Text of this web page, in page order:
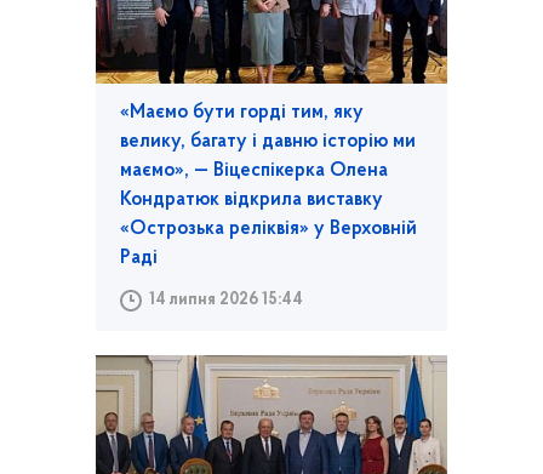
«Маємо бути горді тим, яку
велику, багату і давню історію ми
маємо», — Віцеспікерка Олена
Кондратюк відкрила виставку
«Острозька реліквія» у Верховній
Раді
14 липня 2026 15:44